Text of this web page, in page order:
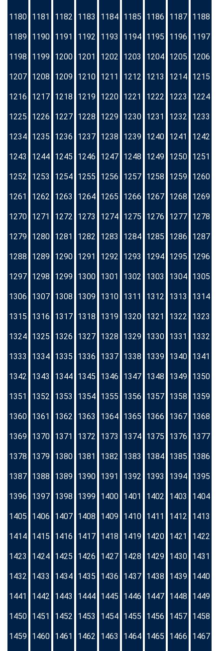
1180 1181 1182 1183 1184 1185 1186 1187 1188
1189 1190 1191 1192 1193 1194 1195 1196 1197
1198 1199 1200 1201 1202 1203 1204 1205 1206
1207 1208 1209 1210 1211 1212 1213 1214 1215
1216 1217 1218 1219 1220 1221 1222 1223 1224
1225 1226 1227 1228 1229 1230 1231 1232 1233
1234 1235 1236 1237 1238 1239 1240 1241 1242
1243 1244 1245 1246 1247 1248 1249 1250 1251
1252 1253 1254 1255 1256 1257 1258 1259 1260
1261 1262 1263 1264 1265 1266 1267 1268 1269
1270 1271 1272 1273 1274 1275 1276 1277 1278
1279 1280 1281 1282 1283 1284 1285 1286 1287
1288 1289 1290 1291 1292 1293 1294 1295 1296
1297 1298 1299 1300 1301 1302 1303 1304 1305
1306 1307 1308 1309 1310 1311 1312 1313 1314
1315 1316 1317 1318 1319 1320 1321 1322 1323
1324 1325 1326 1327 1328 1329 1330 1331 1332
1333 1334 1335 1336 1337 1338 1339 1340 1341
1342 1343 1344 1345 1346 1347 1348 1349 1350
1351 1352 1353 1354 1355 1356 1357 1358 1359
1360 1361 1362 1363 1364 1365 1366 1367 1368
1369 1370 1371 1372 1373 1374 1375 1376 1377
1378 1379 1380 1381 1382 1383 1384 1385 1386
1387 1388 1389 1390 1391 1392 1393 1394 1395
1396 1397 1398 1399 1400 1401 1402 1403 1404
1405 1406 1407 1408 1409 1410 1411 1412 1413
1414 1415 1416 1417 1418 1419 1420 1421 1422
1423 1424 1425 1426 1427 1428 1429 1430 1431
1432 1433 1434 1435 1436 1437 1438 1439 1440
1441 1442 1443 1444 1445 1446 1447 1448 1449
1450 1451 1452 1453 1454 1455 1456 1457 1458
1459 1460 1461 1462 1463 1464 1465 1466 1467